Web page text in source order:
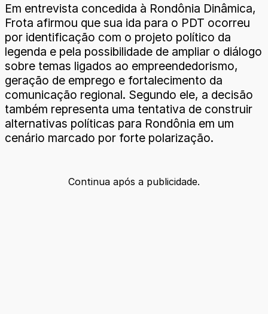
Em entrevista concedida à Rondônia Dinâmica,
Frota afirmou que sua ida para o PDT ocorreu
por identificação com o projeto político da
legenda e pela possibilidade de ampliar o diálogo
sobre temas ligados ao empreendedorismo,
geração de emprego e fortalecimento da
comunicação regional. Segundo ele, a decisão
também representa uma tentativa de construir
alternativas políticas para Rondônia em um
cenário marcado por forte polarização.
Continua após a publicidade.